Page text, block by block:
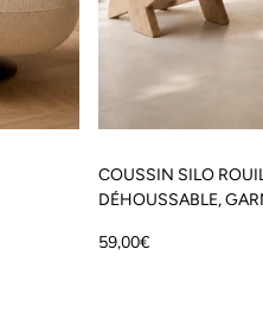
COUSSIN SILO
DÉHOUSSABLE,
Prix
59,00€